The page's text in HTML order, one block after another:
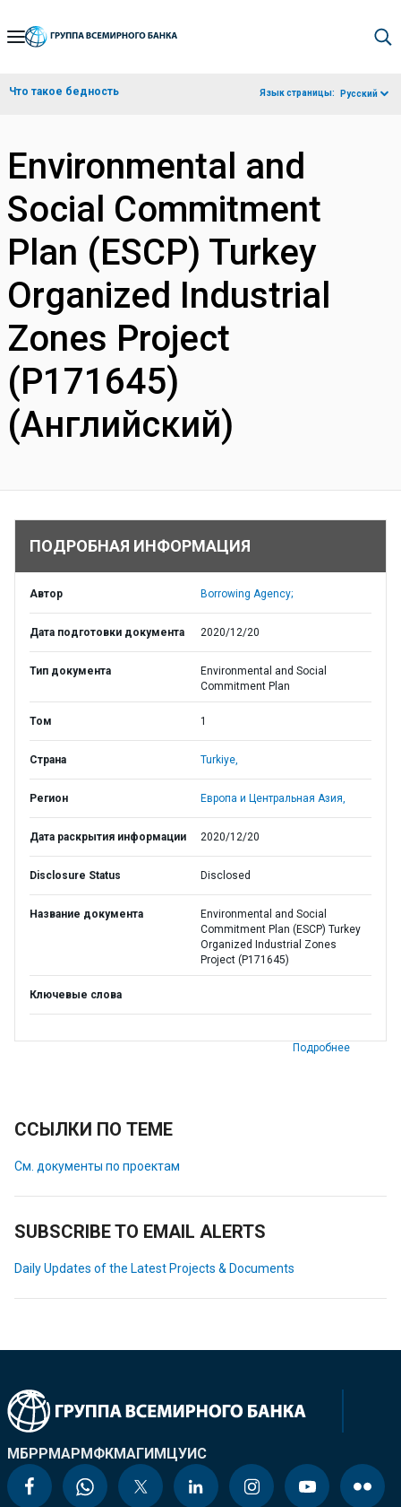
Skip
Navigation
Что такое бедность Язык страницы: Русский
Environmental and
Social Commitment
Plan (ESCP) Turkey
Organized Industrial
Zones Project
(P171645)
(Английский)
ПОДРОБНАЯ ИНФОРМАЦИЯ
Автор Borrowing Agency;
Дата подготовки документа 2020/12/20
Тип документа
Environmental and Social
Commitment Plan
Том 1
Страна Turkiye,
Регион Европа и Центральная Азия,
Дата раскрытия информации 2020/12/20
Disclosure Status Disclosed
Название документа
Environmental and Social
Commitment Plan (ESCP) Turkey
Organized Industrial Zones
Project (P171645)
Ключевые слова
Подробнее
ССЫЛКИ ПО ТЕМЕ
См. документы по проектам
SUBSCRIBE TO EMAIL ALERTS
Daily Updates of the Latest Projects & Documents
МБРРМАРМФКМАГИМЦУИС